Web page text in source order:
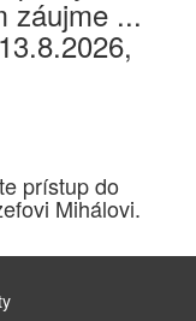
záujme ...
prístup do
Mihálovi.